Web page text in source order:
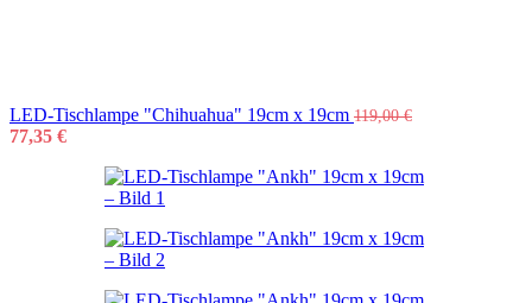
LED-Tischlampe "Chihuahua" 19cm x 19cm 119,00€
77,35 €